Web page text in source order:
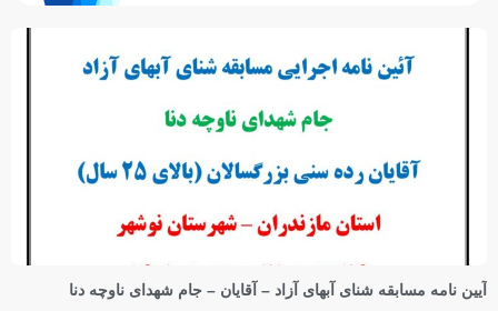
آیین نامه مسابقه شنای آبهای آزاد – آقایان – جام شهدای ناوچه دنا